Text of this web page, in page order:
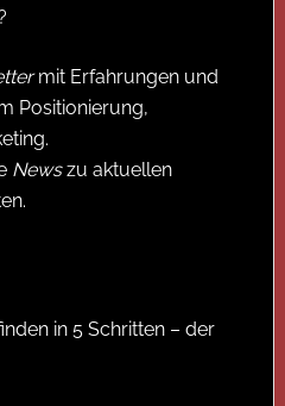
mit Erfahrungen und
Positionierung,
Newszu aktuellen
in 5 Schritten – der